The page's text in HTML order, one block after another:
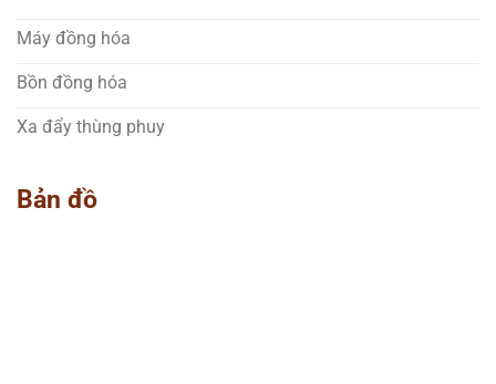
Máy đồng hóa
Bồn đồng hóa
Xa đẩy thùng phuy
Bản đồ